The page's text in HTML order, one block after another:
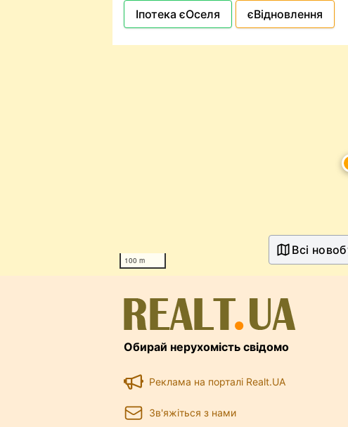
Іпотека єОселя єВідновлення
100 m
Всі
Обирай нерухомість свідомо
Реклама на порталі Realt.UA
Зв'яжіться з нами